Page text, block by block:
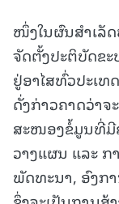
ໜຶ່ງໃນຜົນສຳເລັ
ຈັດຕັ້ງປະຕິບັດຂ
ຢູ່ອາໄສທົ່ວປະເ
ດັ່ງກ່າວຄາດວ່າຈ
ສະໜອງຂໍ້ມູນທີ່ມີ
ວາງແຜນ ແລະ
ພັດທະນາ, ອົງກ